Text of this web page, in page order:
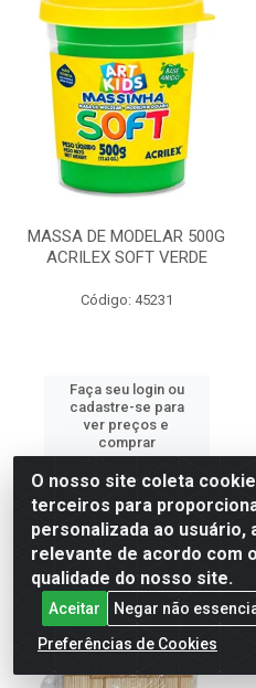
MASSA DE MODELAR 500G
ACRILEX SOFT VERDE
Código: 45231
Faça seu login ou
cadastre-se para
ver preços e
comprar
O nosso site coleta
terceiros para
personalizada ao usuário,
relevante de acordo com
qualidade do nosso site.
Aceitar
Negar não
Preferências de Cookies